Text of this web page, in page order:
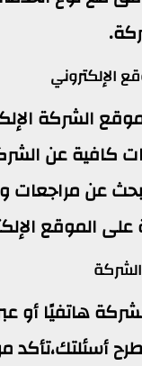
الإلكتروني
الشركة
كافية عن
عن مراجعات
الموقع
هاتفيًا أو عبر